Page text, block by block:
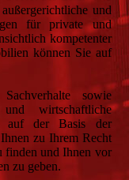
und
für private und
kompetenter
können Sie auf
sowie
wirtschaftliche
auf der Basis der
zu Ihrem Recht
finden und Ihnen vor
zu geben.